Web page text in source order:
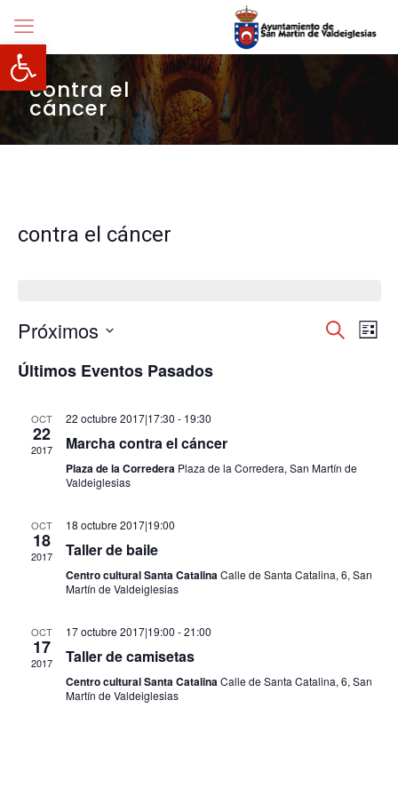
Abrir barra de herramientas
contra el
cáncer
contra el cáncer
Buscar
de
Lista
Próximos
laÚltimos Eventos Pasados
OCT
22
2017
22 octubre 2017|17:30 - 19:30
Marcha contra el cáncer
Plaza de la Corredera Plaza de la Corredera, San Martín de
Valdeiglesias
OCT
18
2017
18 octubre 2017|19:00
Taller de baile
Centro cultural Santa CatalinaCalle de Santa Catalina, 6, San
Martín de Valdeiglesias
OCT
17
2017
17 octubre 2017|19:00 -21:00
Taller de camisetas
Centro cultural Santa CatalinaCalle de Santa Catalina, 6, San
Martín de Valdeiglesias